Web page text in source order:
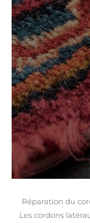
Réparation du
Les cordons